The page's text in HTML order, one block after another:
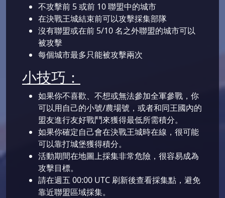
不攻擊前 5 或前 10 聯盟中的城市
在決戰王城結束前可以攻擊採集部隊
沒有聯盟或在前 5/10 名之外聯盟的城市可以
被攻擊
每個城市最多只能被攻擊兩次
小技巧：
如果你不喜歡、不想或無法參加全軍參戰，你
可以用自己的小號/農場號，或者和同王國內的
盟友進行友好戰鬥來獲得最低所需積分。
如果你確定自己會在決戰王城時在線，很可能
可以靠打城堡獲得積分。
活動期間在地圖上採集非常危險，很容易成為
攻擊目標。
請在週五 00:00 UTC 刷新後查看採集點，避免
靠近聯盟區域採集。